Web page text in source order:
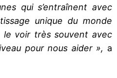
qui s’entraînent avec
unique du monde
voir très souvent avec
pour nous aider », a